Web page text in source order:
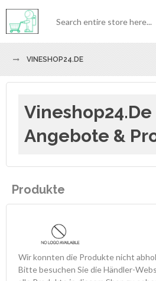
VINESHOP24.DE
Vineshop24.de
Angebote &
Produkte
Wir konnten die Produkte nicht
Bitte besuchen Sie die Händler-